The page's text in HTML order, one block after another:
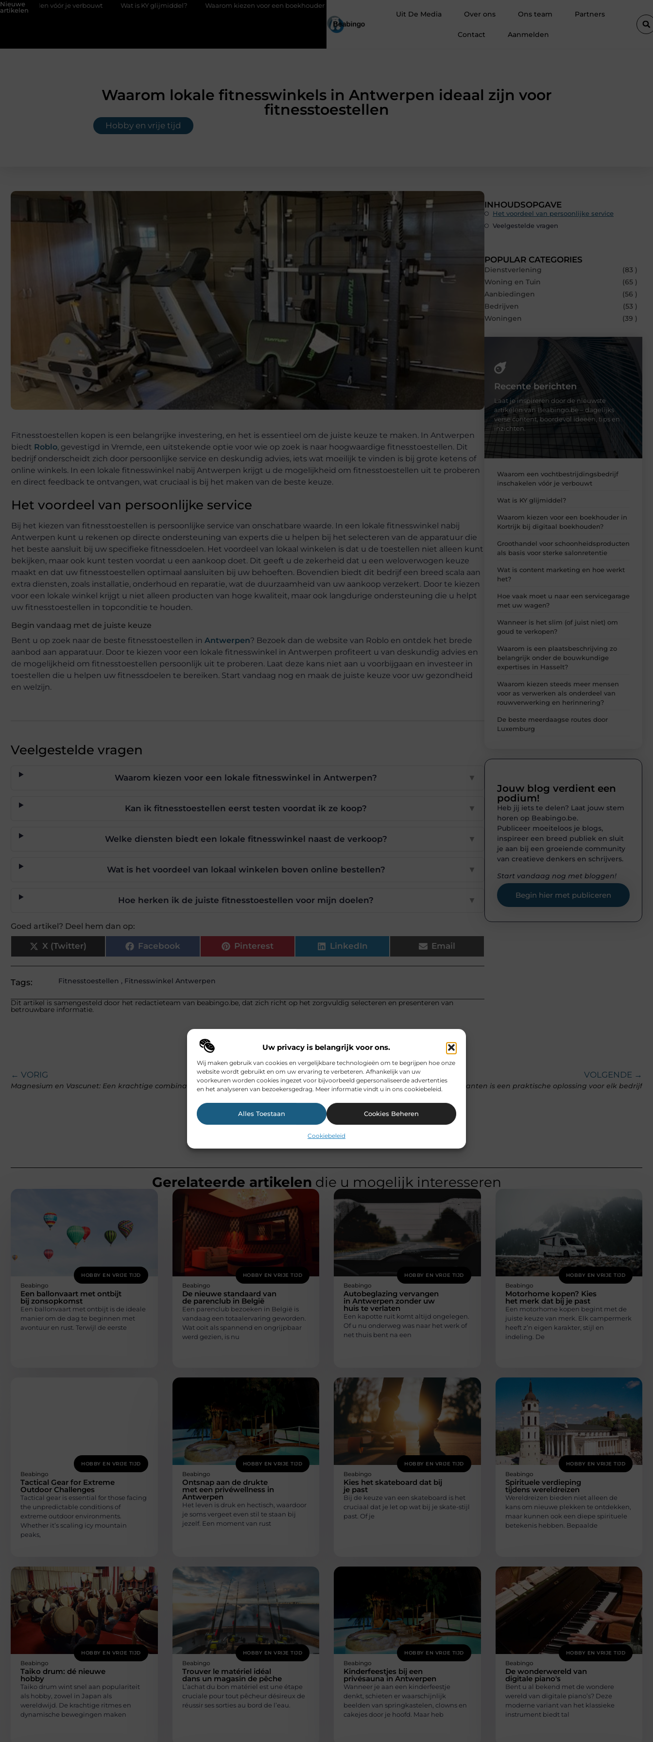
Uw privacy is belangrijk voor ons.
Wij maken gebruik van cookies en vergelijkbare technologieën om te begrijpen hoe onze
website wordt gebruikt en om uw ervaring te verbeteren. Afhankelijk van uw
voorkeuren worden cookies ingezet voor bijvoorbeeld gepersonaliseerde advertenties
en het analyseren van bezoekersgedrag. Meer informatie vindt u in ons cookiebeleid.
Alles Toestaan Cookies Beheren
Cookiebeleid
Nieuwe
artikelen
Wat is KY glijmiddel? Waarom kiezen voor een boekhouder in Kortrijk bij digitaal boekhouden?
Uit De Media Over ons Ons team Partners
Contact Aanmelden
Waarom lokale fitnesswinkels in Antwerpen ideaal zijn voor
fitnesstoestellen
Hobby en vrije tijd
Fitnesstoestellen kopen is een belangrijke investering, en het is essentieel om de juiste keuze te maken. In Antwerpen
biedt Roblo, gevestigd in Vremde, een uitstekende optie voor wie op zoek is naar hoogwaardige fitnesstoestellen. Dit
bedrijf onderscheidt zich door persoonlijke service en deskundig advies, iets wat moeilijk te vinden is bij grote ketens of
online winkels. In een lokale fitnesswinkel nabij Antwerpen krijgt u de mogelijkheid om fitnesstoestellen uit te proberen
en direct feedback te ontvangen, wat cruciaal is bij het maken van de beste keuze.
Het voordeel van persoonlijke service
Bij het kiezen van fitnesstoestellen is persoonlijke service van onschatbare waarde. In een lokale fitnesswinkel nabij
Antwerpen kunt u rekenen op directe ondersteuning van experts die u helpen bij het selecteren van de apparatuur die
het beste aansluit bij uw specifieke fitnessdoelen. Het voordeel van lokaal winkelen is dat u de toestellen niet alleen kunt
bekijken, maar ook kunt testen voordat u een aankoop doet. Dit geeft u de zekerheid dat u een weloverwogen keuze
maakt en dat uw fitnesstoestellen optimaal aansluiten bij uw behoeften. Bovendien biedt dit bedrijf een breed scala aan
extra diensten, zoals installatie, onderhoud en reparatie, wat de duurzaamheid van uw aankoop verzekert. Door te kiezen
voor een lokale winkel krijgt u niet alleen producten van hoge kwaliteit, maar ook langdurige ondersteuning die u helpt
uw fitnesstoestellen in topconditie te houden.
Begin vandaag met de juiste keuze
Bent u op zoek naar de beste fitnesstoestellen in Antwerpen? Bezoek dan de website van Roblo en ontdek het brede
aanbod aan apparatuur. Door te kiezen voor een lokale fitnesswinkel in Antwerpen profiteert u van deskundig advies en
de mogelijkheid om fitnesstoestellen persoonlijk uit te proberen. Laat deze kans niet aan u voorbijgaan en investeer in
toestellen die u helpen uw fitnessdoelen te bereiken. Start vandaag nog en maak de juiste keuze voor uw gezondheid
en welzijn.
Veelgestelde vragen
Waarom kiezen voor een lokale fitnesswinkel in Antwerpen? ▼
Kan ik fitnesstoestellen eerst testen voordat ik ze koop? ▼
Welke diensten biedt een lokale fitnesswinkel naast de verkoop? ▼
Wat is het voordeel van lokaal winkelen boven online bestellen? ▼
Hoe herken ik de juiste fitnesstoestellen voor mijn doelen? ▼
Goed artikel? Deel hem dan op:
X (Twitter) Facebook Pinterest LinkedIn Email
Tags: Fitnesstoestellen , Fitnesswinkel Antwerpen
Dit artikel is samengesteld door het redactieteam van beabingo.be, dat zich richt op het zorgvuldig selecteren en presenteren van
betrouwbare informatie.
INHOUDSOPGAVE
Het voordeel van persoonlijke service
Veelgestelde vragen
POPULAR CATEGORIES
Dienstverlening
(83 )
Woning en Tuin
(65 )
Aanbiedingen
(56 )
Bedrijven
(53 )
Woningen
(39 )
Recente berichten
Laat je inspireren door de nieuwste
artikelen van Beabingo.be – dagelijks
verse content, boordevol ideeën, tips en
inzichten.
Waarom een vochtbestrijdingsbedrijf
inschakelen vóór je verbouwt
Wat is KY glijmiddel?
Waarom kiezen voor een boekhouder in
Kortrijk bij digitaal boekhouden?
Groothandel voor schoonheidsproducten
als basis voor sterke salonretentie
Wat is content marketing en hoe werkt
het?
Hoe vaak moet u naar een servicegarage
met uw wagen?
Wanneer is het slim (of juist niet) om
goud te verkopen?
Waarom is een plaatsbeschrijving zo
belangrijk onder de bouwkundige
expertises in Hasselt?
Waarom kiezen steeds meer mensen
voor as verwerken als onderdeel van
rouwverwerking en herinnering?
De beste meerdaagse routes door
Luxemburg
Jouw blog verdient een
podium!
Heb jij iets te delen? Laat jouw stem
horen op Beabingo.be.
Publiceer moeiteloos je blogs,
inspireer een breed publiek en sluit
je aan bij een groeiende community
van creatieve denkers en schrijvers.
Start vandaag nog met bloggen!
Begin hier met publiceren
← VORIG
Magnesium en Vascunet: Een krachtige combinatie voor je bloedsomloop
VOLGENDE →
Verhuur van kantoorplanten is een praktische oplossing voor elk bedrijf
Gerelateerde artikelen die u mogelijk interesseren
HOBBY EN VRIJE TIJD
Beabingo
Een ballonvaart met ontbijt
bij zonsopkomst
Een ballonvaart met ontbijt is de ideale
manier om de dag te beginnen met
avontuur en rust. Terwijl de eerste
HOBBY EN VRIJE TIJD
Beabingo
De nieuwe standaard van
de parenclub in België
Een parenclub bezoeken in België is
vandaag een totaalervaring geworden.
Wat ooit als spannend en ongrijpbaar
werd gezien, is nu
HOBBY EN VRIJE TIJD
Beabingo
Autobeglazing vervangen
in Antwerpen zonder uw
huis te verlaten
Een kapotte ruit komt altijd ongelegen.
Of u nu onderweg was naar het werk of
net thuis bent na een
HOBBY EN VRIJE TIJD
Beabingo
Motorhome kopen? Kies
het merk dat bij je past
Een motorhome kopen begint met de
juiste keuze van merk. Elk campermerk
heeft z’n eigen karakter, stijl en
indeling. De
HOBBY EN VRIJE TIJD
Beabingo
Tactical Gear for Extreme
Outdoor Challenges
Tactical gear is essential for those facing
the unpredictable conditions of
extreme outdoor environments.
Whether it’s scaling icy mountain
peaks,
HOBBY EN VRIJE TIJD
Beabingo
Ontsnap aan de drukte
met een privéwellness in
Antwerpen
Het leven is druk en hectisch, waardoor
je soms vergeet even stil te staan bij
jezelf. Een moment van rust
HOBBY EN VRIJE TIJD
Beabingo
Kies het skateboard dat bij
je past
Bij de keuze van een skateboard is het
cruciaal dat je let op wat bij je skate-stijl
past. Of je
HOBBY EN VRIJE TIJD
Beabingo
Spirituele verdieping
tijdens wereldreizen
Wereldreizen bieden niet alleen de
kans om nieuwe plekken te ontdekken,
maar kunnen ook een diepe spirituele
betekenis hebben. Bepaalde
HOBBY EN VRIJE TIJD
Beabingo
Taiko drum: dé nieuwe
hobby
Taiko drum wint snel aan populariteit
als hobby, zowel in Japan als
wereldwijd. De krachtige ritmes en
dynamische bewegingen maken
HOBBY EN VRIJE TIJD
Beabingo
Trouver le matériel idéal
dans un magasin de pêche
L’achat du bon matériel est une étape
cruciale pour tout pêcheur désireux de
réussir ses sorties au bord de l’eau.
HOBBY EN VRIJE TIJD
Beabingo
Kinderfeestjes bij een
privésauna in Antwerpen
Wanneer je aan een kinderfeestje
denkt, schieten er waarschijnlijk
beelden van springkastelen, clowns en
cakejes door je hoofd. Maar heb
HOBBY EN VRIJE TIJD
Beabingo
De wonderwereld van
digitale piano's
Bent u al bekend met de wondere
wereld van digitale piano’s? Deze
moderne variant van het klassieke
instrument biedt tal